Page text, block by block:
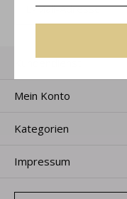
Kundendienst
Mein Konto
Kategorien
Impressum